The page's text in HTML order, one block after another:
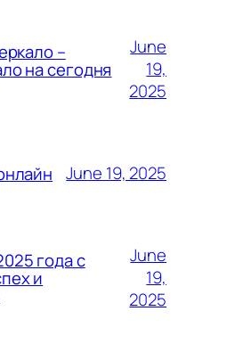
–
на сегодня
June
19,
2025
June 19, 2025
года с
и
June
19,
2025